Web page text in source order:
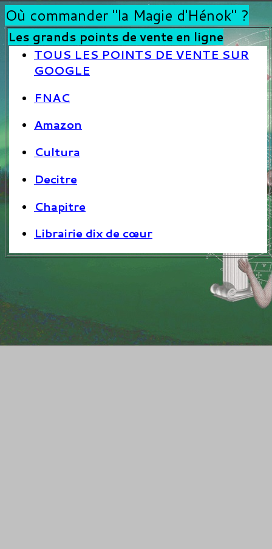
Où commander "la Magie d'Hénok" ?
Les grands points de vente en ligne
TOUS LES POINTS DE VENTE SUR
GOOGLE
FNAC
Amazon
Cultura
Decitre
Chapitre
Librairie dix de cœur